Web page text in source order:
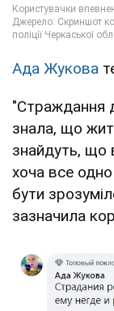
Ада Жукова
"Страждання
знала, що жити
знайдуть, що
хоча все
бути
зазначила